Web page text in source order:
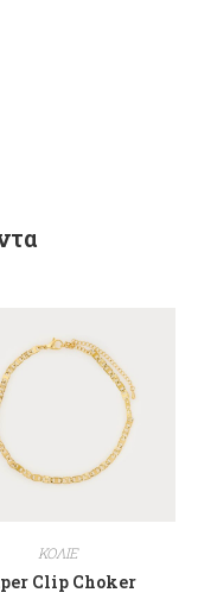
ΚΟΛΙΕ
Clip Choker